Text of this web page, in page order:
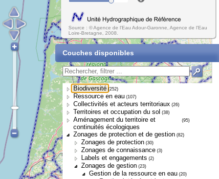
Source : © Agence de l'Eau Adour-Garonne, Agence de l'Eau
Loire-Bretagne, 2008.
Couches disponibles
Biodiversité (252)
Ressource en eau (107)
Collectivités et acteurs territoriaux (26)
Territoires et occupation du sol (38)
Aménagement du territoire et
continuités écologiques
(95)
Zonages de protection et de gestion (82)
Zonages de protection (30)
Zonages de connaissance (3)
Labels et engagements (2)
Zonages de gestion (23)
Gestion de la ressource en eau (20)